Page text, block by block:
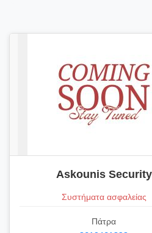
Askounis Security
Συστήματα ασφαλείας
Πάτρα